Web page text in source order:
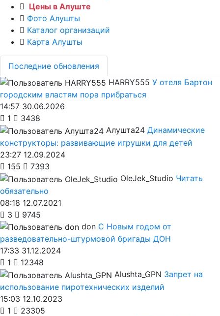
Цены в Алуште
Фото Алушты
Каталог организаций
Карта Алушты
Последние обновления
HARRY555 У отеля Бартон
городским властям пора прибраться
14:57 30.06.2026
1
3438
Алушта24 Динамические
конструкторы: развивающие игрушки для детей
23:27 12.09.2024
155
7393
OleJek_Studio Читать
обязательно
08:18 12.07.2021
3
9745
don С Новым годом от
разведовательно-штурмовой бригады ДОН
17:33 31.12.2024
1
12348
Alushta_GPN Запрет на
использование пиротехнических изделий
15:03 12.10.2023
1
23305